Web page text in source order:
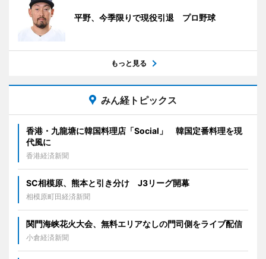
平野、今季限りで現役引退 プロ野球
もっと見る
みん経トピックス
香港・九龍塘に韓国料理店「Social」 韓国定番料理を現
代風に
香港経済新聞
SC相模原、熊本と引き分け J3リーグ開幕
相模原町田経済新聞
関門海峡花火大会、無料エリアなしの門司側をライブ配信
小倉経済新聞